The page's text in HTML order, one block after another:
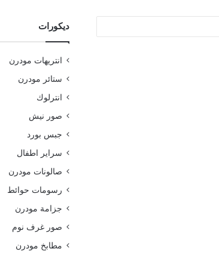
ديكورات
انتريهات مودرن
ستائر مودرن
انترلوك
صور نيش
جبس بورد
سراير اطفال
صالونات مودرن
رسومات حوائط
جزامة مودرن
صور غرف نوم
مطابخ مودرن